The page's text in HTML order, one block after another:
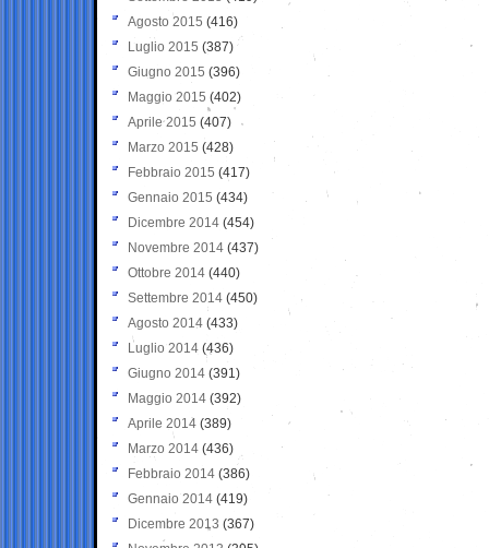
Agosto 2015 (416)
Luglio 2015 (387)
Giugno 2015 (396)
Maggio 2015 (402)
Aprile 2015 (407)
Marzo 2015 (428)
Febbraio 2015 (417)
Gennaio 2015 (434)
Dicembre 2014 (454)
Novembre 2014 (437)
Ottobre 2014 (440)
Settembre 2014 (450)
Agosto 2014 (433)
Luglio 2014 (436)
Giugno 2014 (391)
Maggio 2014 (392)
Aprile 2014 (389)
Marzo 2014 (436)
Febbraio 2014 (386)
Gennaio 2014 (419)
Dicembre 2013 (367)